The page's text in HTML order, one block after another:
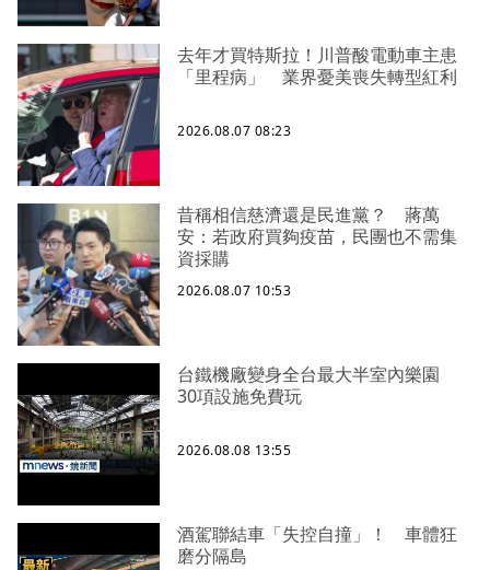
去年才買特斯拉！川普酸電動車主患
「里程病」 業界憂美喪失轉型紅利
2026.08.07 08:23
昔稱相信慈濟還是民進黨？ 蔣萬
安：若政府買夠疫苗，民團也不需集
資採購
2026.08.07 10:53
台鐵機廠變身全台最大半室內樂園
30項設施免費玩
2026.08.08 13:55
酒駕聯結車「失控自撞」！ 車體狂
磨分隔島